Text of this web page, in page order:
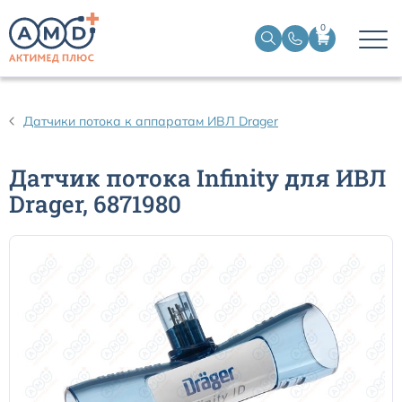
0
Датчики потока к аппаратам ИВЛ Drager
Датчик потока Infinity для ИВЛ
Drager, 6871980
Датчики ЭЭГ BIS
Датчики температурные медицинские к мониторам
Кабели для кардиографов
Датчики кислорода для ИВЛ